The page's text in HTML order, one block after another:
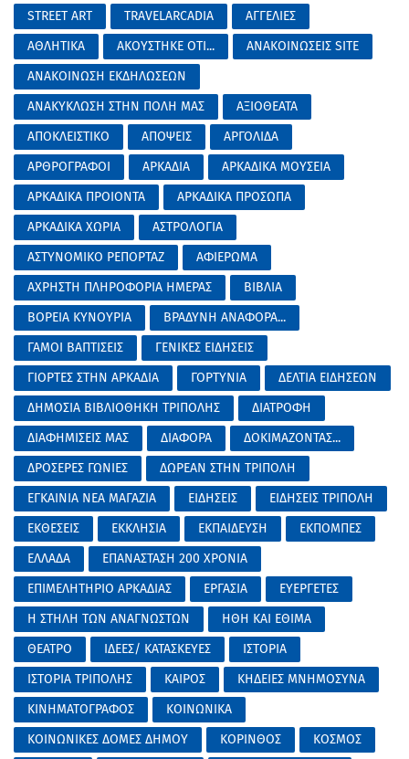
STREET ART
TRAVELARCADIA
ΑΓΓΕΛΙΕΣ
ΑΘΛΗΤΙΚΑ
ΑΚΟΥΣΤΗΚΕ ΟΤΙ...
ΑΝΑΚΟΙΝΩΣΕΙΣ SITE
ΑΝΑΚΟΙΝΩΣΗ ΕΚΔΗΛΩΣΕΩΝ
ΑΝΑΚΥΚΛΩΣΗ ΣΤΗΝ ΠΟΛΗ ΜΑΣ
ΑΞΙΟΘΕΑΤΑ
ΑΠΟΚΛΕΙΣΤΙΚΟ
ΑΠΟΨΕΙΣ
ΑΡΓΟΛΙΔΑ
ΑΡΘΡΟΓΡΑΦΟΙ
ΑΡΚΑΔΙΑ
ΑΡΚΑΔΙΚΑ ΜΟΥΣΕΙΑ
ΑΡΚΑΔΙΚΑ ΠΡΟΙΟΝΤΑ
ΑΡΚΑΔΙΚΑ ΠΡΟΣΩΠΑ
ΑΡΚΑΔΙΚΑ ΧΩΡΙΑ
ΑΣΤΡΟΛΟΓΙΑ
ΑΣΤΥΝΟΜΙΚΟ ΡΕΠΟΡΤΑΖ
ΑΦΙΕΡΩΜΑ
ΑΧΡΗΣΤΗ ΠΛΗΡΟΦΟΡΙΑ ΗΜΕΡΑΣ
ΒΙΒΛΙΑ
ΒΟΡΕΙΑ ΚΥΝΟΥΡΙΑ
ΒΡΑΔΥΝΗ ΑΝΑΦΟΡΑ...
ΓΑΜΟΙ ΒΑΠΤΙΣΕΙΣ
ΓΕΝΙΚΕΣ ΕΙΔΗΣΕΙΣ
ΓΙΟΡΤΕΣ ΣΤΗΝ ΑΡΚΑΔΙΑ
ΓΟΡΤΥΝΙΑ
ΔΕΛΤΙΑ ΕΙΔΗΣΕΩΝ
ΔΗΜΟΣΙΑ ΒΙΒΛΙΟΘΗΚΗ ΤΡΙΠΟΛΗΣ
ΔΙΑΤΡΟΦΗ
ΔΙΑΦΗΜΙΣΕΙΣ ΜΑΣ
ΔΙΑΦΟΡΑ
ΔΟΚΙΜΑΖΟΝΤΑΣ...
ΔΡΟΣΕΡΕΣ ΓΩΝΙΕΣ
ΔΩΡΕΑΝ ΣΤΗΝ ΤΡΙΠΟΛΗ
ΕΓΚΑΙΝΙΑ ΝΕΑ ΜΑΓΑΖΙΑ
ΕΙΔΗΣΕΙΣ
ΕΙΔΗΣΕΙΣ ΤΡΙΠΟΛΗ
ΕΚΘΕΣΕΙΣ
ΕΚΚΛΗΣΙΑ ΕΚΠΑΙΔΕΥΣΗ
ΕΚΠΟΜΠΕΣ
ΕΛΛΑΔΑ
ΕΠΑΝΑΣΤΑΣΗ 200 ΧΡΟΝΙΑ
ΕΠΙΜΕΛΗΤΗΡΙΟ ΑΡΚΑΔΙΑΣ
ΕΡΓΑΣΙΑ
ΕΥΕΡΓΕΤΕΣ
Η ΣΤΗΛΗ ΤΩΝ ΑΝΑΓΝΩΣΤΩΝ
ΗΘΗ ΚΑΙ ΕΘΙΜΑ
ΘΕΑΤΡΟ
ΙΔΕΕΣ/ ΚΑΤΑΣΚΕΥΕΣ
ΙΣΤΟΡΙΑ
ΙΣΤΟΡΙΑ ΤΡΙΠΟΛΗΣ
ΚΑΙΡΟΣ
ΚΗΔΕΙΕΣ ΜΝΗΜΟΣΥΝΑ
ΚΙΝΗΜΑΤΟΓΡΑΦΟΣ
ΚΟΙΝΩΝΙΚΑ
ΚΟΙΝΩΝΙΚΕΣ ΔΟΜΕΣ ΔΗΜΟΥ
ΚΟΡΙΝΘΟΣ
ΚΟΣΜΟΣ